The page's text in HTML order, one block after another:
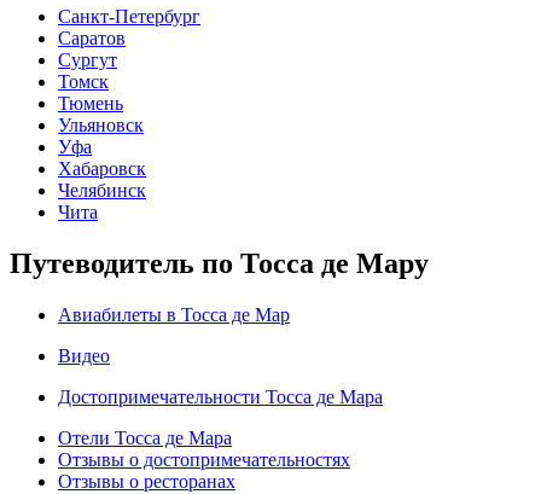
Санкт-Петербург
Саратов
Сургут
Томск
Тюмень
Ульяновск
Уфа
Хабаровск
Челябинск
Чита
Путеводитель по Тосса де Мару
Авиабилеты в Тосса де Мар
Видео
Достопримечательности Тосса де Мара
Отели Тосса де Мара
Отзывы о достопримечательностях
Отзывы о ресторанах